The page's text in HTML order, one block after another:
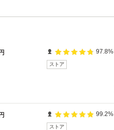
97.8%
ストア
99.2%
ストア